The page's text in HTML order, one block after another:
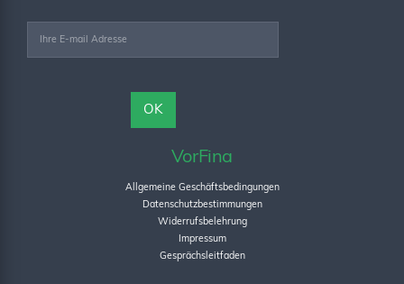
VorFina
Allgemeine Geschäftsbedingungen
Datenschutzbestimmungen
Widerrufsbelehrung
Impressum
Gesprächsleitfaden